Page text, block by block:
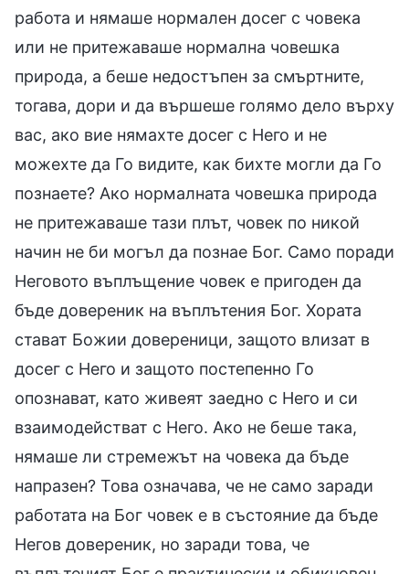
работа и нямаше нормален досег с човека
или не притежаваше нормална човешка
природа, а беше недостъпен за смъртните,
тогава, дори и да вършеше голямо дело върху
вас, ако вие нямахте досег с Него и не
можехте да Го видите, как бихте могли да Го
познаете? Ако нормалната човешка природа
не притежаваше тази плът, човек по никой
начин не би могъл да познае Бог. Само поради
Неговото въплъщение човек е пригоден да
бъде довереник на въплътения Бог. Хората
стават Божии довереници, защото влизат в
досег с Него и защото постепенно Го
опознават, като живеят заедно с Него и си
взаимодействат с Него. Ако не беше така,
нямаше ли стремежът на човека да бъде
напразен? Това означава, че не само заради
работата на Бог човек е в състояние да бъде
Негов довереник, но заради това, че